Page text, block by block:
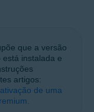
que a versão
está instalada e
artigos:
ativação de uma